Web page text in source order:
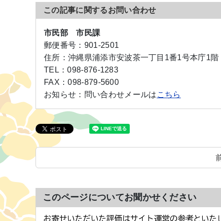
この記事に関するお問い合わせ
市民部 市民課
郵便番号： 901-2501
住所： 沖縄県浦添市安波茶一丁目1番1号本庁1階
TEL：098-876-1283
FAX：098-879-5600
お知らせ： 問い合わせメールは こちら
このページについてお聞かせください